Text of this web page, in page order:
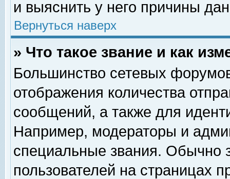
и выяснить у него причины
Вернуться наверх
» Что такое звание и как
Большинство сетевых
отображения количества
сообщений, а также для
Например, модераторы и
специальные звания. Обычно
пользователей на страницах